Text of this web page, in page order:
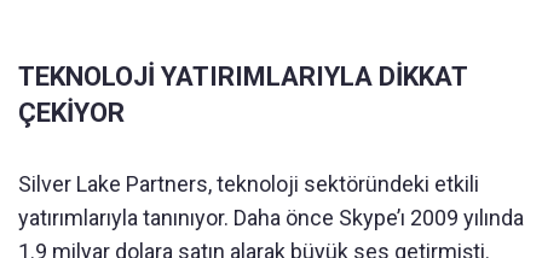
TEKNOLOJİ YATIRIMLARIYLA DİKKAT
ÇEKİYOR
Silver Lake Partners, teknoloji sektöründeki etkili
yatırımlarıyla tanınıyor. Daha önce Skype’ı 2009 yılında
1.9 milyar dolara satın alarak büyük ses getirmişti.